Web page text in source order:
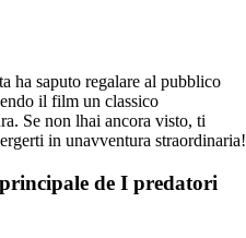
ha saputo regalare al pubblico
il film un classico
Se non lhai ancora visto, ti
in unavventura straordinaria!
de I predatori